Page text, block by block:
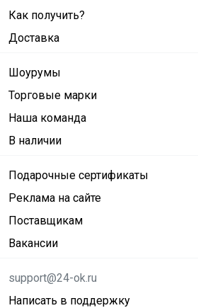
Как получить?
Доставка
Шоурумы
Торговые марки
Наша команда
В наличии
Подарочные сертификаты
Реклама на сайте
Поставщикам
Вакансии
support@24-ok.ru
Написать в поддержку